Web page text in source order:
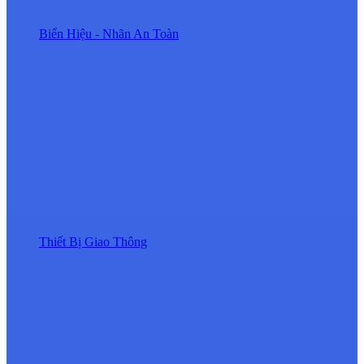
Biển Hiệu - Nhãn An Toàn
Thiết Bị Giao Thông